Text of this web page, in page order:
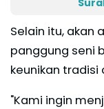
Selain itu, akan
panggung seni
keunikan
"Kami ingin